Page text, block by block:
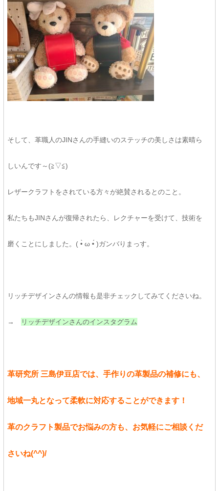
そして、革職人のJINさんの手縫いのステッチの美しさは素晴ら
しいんです～(≧▽≦)
レザークラフトをされている方々が絶賛されるとのこと。
私たちもJINさんが復帰されたら、レクチャーを受けて、技術を
磨くことにしました。( •̀ ω •́ )ガンバりまっす。
リッチデザインさんの情報も是非チェックしてみてくださいね。
→ リッチデザインさんのインスタグラム
革研究所 三島伊豆店では、手作りの革製品の補修にも、
地域一丸となって柔軟に対応することができます！
革のクラフト製品でお悩みの方も、お気軽にご相談くだ
さいね(^^)/